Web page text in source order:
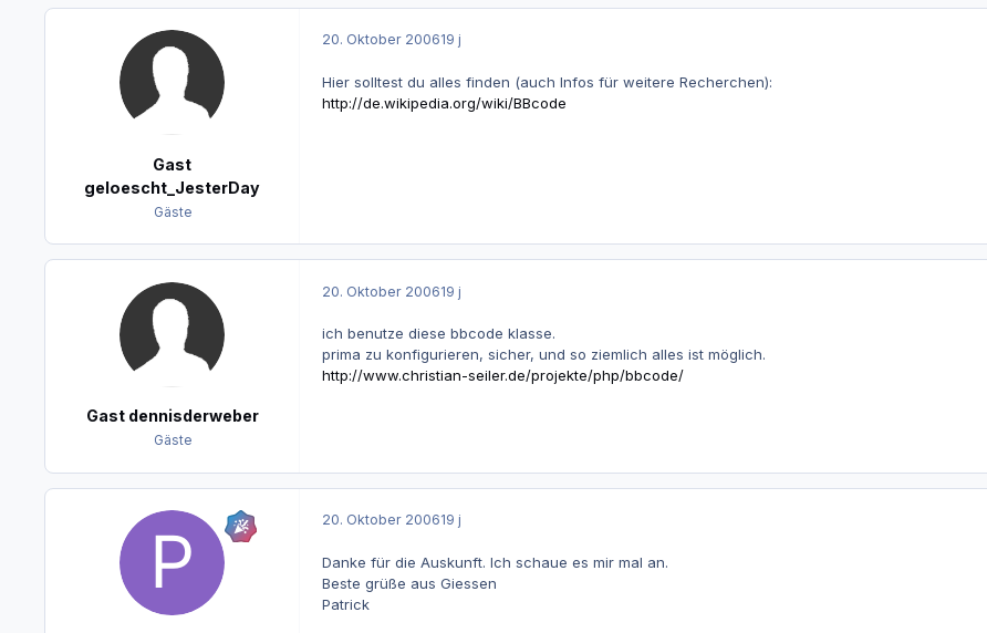
Gast
geloescht_JesterDay
Gäste
20. Oktober 200619 j
Hier solltest du alles finden (auch Infos für weitere Recherchen):
http://de.wikipedia.org/wiki/BBcode
Gast dennisderweber
Gäste
20. Oktober 200619 j
ich benutze diese bbcode klasse.
prima zu konfigurieren, sicher, und so ziemlich alles ist möglich.
http://www.christian-seiler.de/projekte/php/bbcode/
20. Oktober 200619 j
Danke für die Auskunft. Ich schaue es mir mal an.
Beste grüße aus Giessen
Patrick